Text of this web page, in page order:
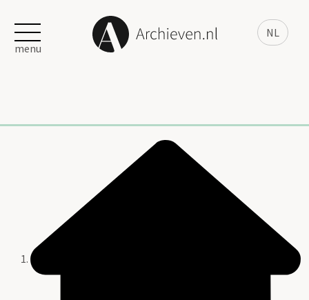
NL
menu